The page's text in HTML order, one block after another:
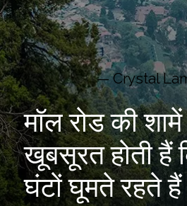
मॉल रोड की
खूबसूरत होती हैं
घंटों घूमते रहते
— Crystal